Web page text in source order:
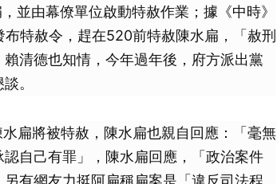
並由幕僚單位啟動特赦作業；據《中時》
特赦令，趕在520前特赦陳水扁，「赦刑
清德也知情，今年過年後，府方派出黨
。
扁將被特赦，陳水扁也親自回應：「毫無
自己有罪」，陳水扁回應，「政治案件
有網友力挺阿扁稱扁案是「違反司法程